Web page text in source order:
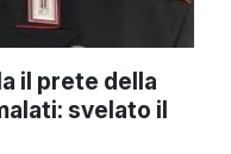
il prete della
svelato il